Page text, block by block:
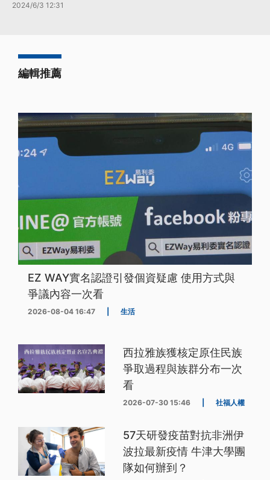
2024/6/3 12:31
編輯推薦
EZ WAY實名認證引發個資疑慮 使用方式與
爭議內容一次看
2026-08-04 16:47 生活
西拉雅族獲核定原住民族
爭取過程與族群分布一次
看
2026-07-30 15:46 社福人權
57天研發疫苗對抗非洲伊
波拉最新疫情 牛津大學團
隊如何辦到？